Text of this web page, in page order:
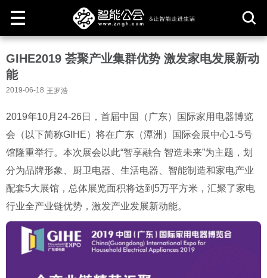
取
GIHE2019 荟聚产业集群优势 激发家电发展新动
能
2019-06-18 王罗浩
2019年10月24-26日，首届中国（广东）国际家用电器博览
会（以下简称GIHE）将在广东（潭洲）国际会展中心1-5号
馆隆重举行。本次展会以此“智享融合 智造未来”为主题，划
分为品牌形象、厨卫电器、生活电器、智能制造和家电产业
配套5大展馆，总体展览面积将达到5万平方米，汇聚了家电
行业全产业链优势，激发产业发展新动能。